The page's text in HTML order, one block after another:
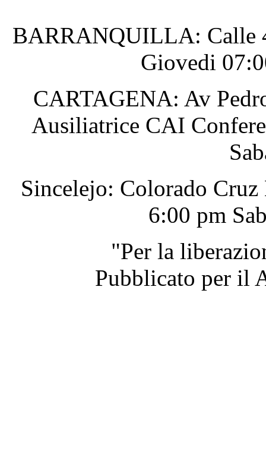
BARRANQUILLA: Calle
Giovedi
CARTAGENA: Av
Ausiliatrice CAI
Sincelejo: Colorado
6:00 pm
"Per la
Pubblicato per il